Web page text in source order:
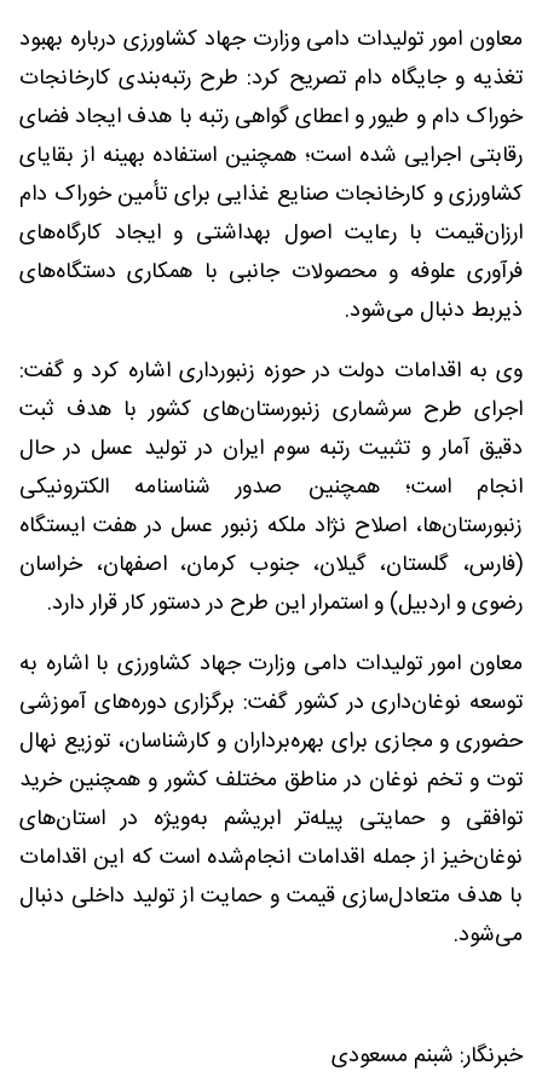
معاون امور تولیدات دامی وزارت جهاد کشاورزی درباره بهبود
تغذیه و جایگاه دام تصریح کرد: طرح رتبه‌بندی کارخانجات
خوراک دام و طیور و اعطای گواهی رتبه با هدف ایجاد فضای
رقابتی اجرایی شده است؛ همچنین استفاده بهینه از بقایای
کشاورزی و کارخانجات صنایع غذایی برای تأمین خوراک دام
ارزان‌قیمت با رعایت اصول بهداشتی و ایجاد کارگاه‌های
فرآوری علوفه و محصولات جانبی با همکاری دستگاه‌های
ذیربط دنبال می‌شود.
وی به اقدامات دولت در حوزه زنبورداری اشاره کرد و گفت:
اجرای طرح سرشماری زنبورستان‌های کشور با هدف ثبت
دقیق آمار و تثبیت رتبه سوم ایران در تولید عسل در حال
انجام است؛ همچنین صدور شناسنامه الکترونیکی
زنبورستان‌ها، اصلاح نژاد ملکه زنبور عسل در هفت ایستگاه
(فارس، گلستان، گیلان، جنوب کرمان، اصفهان، خراسان
رضوی و اردبیل) و استمرار این طرح در دستور کار قرار دارد.
معاون امور تولیدات دامی وزارت جهاد کشاورزی با اشاره به
توسعه نوغان‌داری در کشور گفت: برگزاری دوره‌های آموزشی
حضوری و مجازی برای بهره‌برداران و کارشناسان، توزیع نهال
توت و تخم نوغان در مناطق مختلف کشور و همچنین خرید
توافقی و حمایتی پیله‌تر ابریشم به‌ویژه در استان‌های
نوغان‌خیز از جمله اقدامات انجام‌شده است که این اقدامات
با هدف متعادل‌سازی قیمت و حمایت از تولید داخلی دنبال
می‌شود.
خبرنگار: شبنم مسعودی